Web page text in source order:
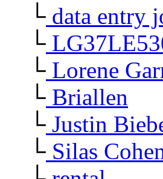
└ data entry
└
└ Lorene
└ Briallen
└ Justin
└ Silas